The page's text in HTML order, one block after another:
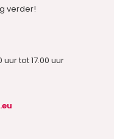
verder!
tot 17.00 uur